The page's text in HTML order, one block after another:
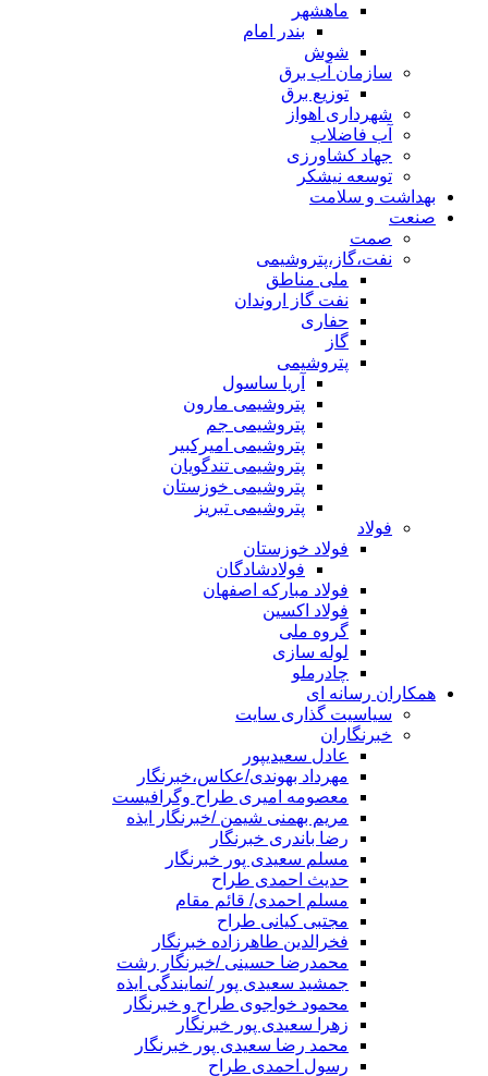
ماهشهر
بندر امام
شوش
سازمان آب برق
توزیع برق
شهرداری اهواز
آب فاضلاب
جهاد کشاورزی
توسعه نیشکر
بهداشت و سلامت
صنعت
صمت
نفت،گاز،پتروشیمی
ملی مناطق
نفت گاز اروندان
حفاری
گاز
پتروشیمی
آریا ساسول
پتروشیمی مارون
پتروشیمی جم
پتروشیمی امیرکبیر
پتروشیمی تندگویان
پتروشیمی خوزستان
پتروشیمی تبریز
فولاد
فولاد خوزستان
فولادشادگان
فولاد مبارکه اصفهان
فولاد اکسین
گروه ملی
لوله سازی
چادرملو
همکاران رسانه ای
سیاسیت گذاری سایت
خبرنگاران
عادل سعیدیپور
مهرداد بهوندی/عکاس،خبرنگار
معصومه امیری طراح وگرافیست
مریم بهمنی شیمن /خبرنگار ایذه
رضا باندری خبرنگار
مسلم سعیدی پور خبرنگار
حدیث احمدی طراح
مسلم احمدی/ قائم مقام
مجتبی کیانی طراح
فخرالدین طاهرزاده خبرنگار
محمدرضا حسینی /خبرنگار رشت
جمشید سعیدی پور /نمایندگی ایذه
محمود خواجوی طراح و خبرنگار
زهرا سعیدی پور خبرنگار
محمد رضا سعیدی پور خبرنگار
رسول احمدی طراح